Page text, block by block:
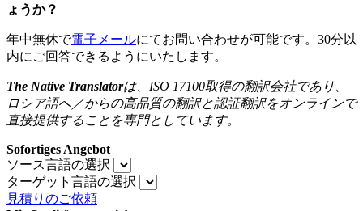
ょうか？
年中無休で電子メールにてお問い合わせが可能です。30分以
内にご回答できるようにいたします。
The Native Translatorは、 ISO 17100取得の翻訳会社であり、
ロシア語へ／からの高品質の翻訳と認証翻訳をオンラインで
直接提供することを専門としています。
Sofortiges Angebot
ソース言語の選択
ターゲット言語の選択
見積りのご依頼